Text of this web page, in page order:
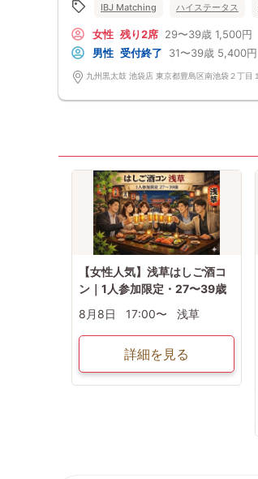
IBJ Matching ハイステータス
女性 残り2席 29〜39歳 1,500円
男性 受付終了 31〜39歳 5,400円
【女性人気】浅草はしご酒コ
ン｜1人参加限定・27〜39歳
8月8日
17:00〜 浅草
詳細を見る